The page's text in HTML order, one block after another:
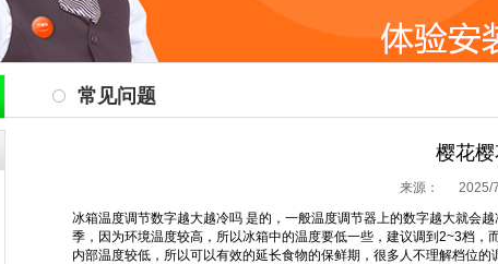
常见问题
樱花
来源： 2025/
冰箱温度调节数字越大越冷吗 是的，一般温度调节器上的数字越大就会
季，因为环境温度较高，所以冰箱中的温度要低一些，建议调到2~3档
内部温度较低，所以可以有效的延长食物的保鲜期，很多人不理解档位